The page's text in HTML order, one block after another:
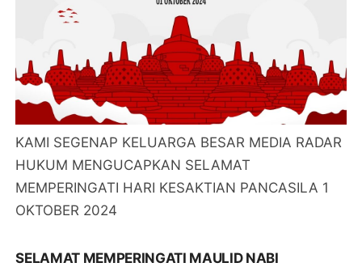
KAMI SEGENAP KELUARGA BESAR MEDIA RADAR
HUKUM MENGUCAPKAN SELAMAT
MEMPERINGATI HARI KESAKTIAN PANCASILA 1
OKTOBER 2024
SELAMAT MEMPERINGATI MAULID NABI